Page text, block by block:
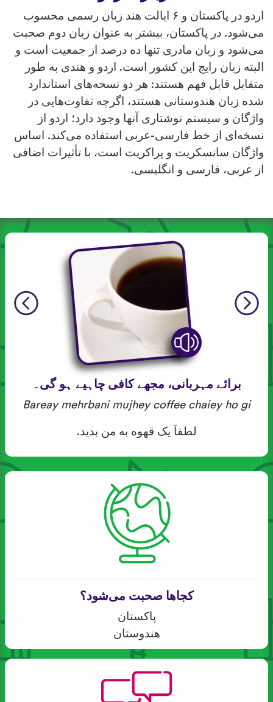
اردو در پاکستان و ۶ ایالت هند زبان رسمی محسوب
می‌شود. در پاکستان، بیشتر به عنوان زبان دوم صحبت
می‌شود و زبان مادری تنها ده درصد از جمعیت است و
البته زبان رایج این کشور است. اردو و هندی به طور
متقابل قابل فهم هستند: هر دو نسخه‌های استاندارد
شده زبان هندوستانی هستند، اگرچه تفاوت‌هایی در
واژگان و سیستم نوشتاری آنها وجود دارد؛ اردو از
نسخه‌ای از خط فارسی-عربی استفاده می‌کند. اساس
واژگان سانسکریت و پراکریت است، با تأثیرات اضافی
از عربی، فارسی و انگلیسی.
برائے مہربانی، مجھے کافی چاہیے ہو گی۔
Bareay mehrbani mujhey coffee chaiey ho gi
لطفاَ یک قهوه به من بدید.
کجاها صحبت می‌شود؟
پاکستان
هندوستان